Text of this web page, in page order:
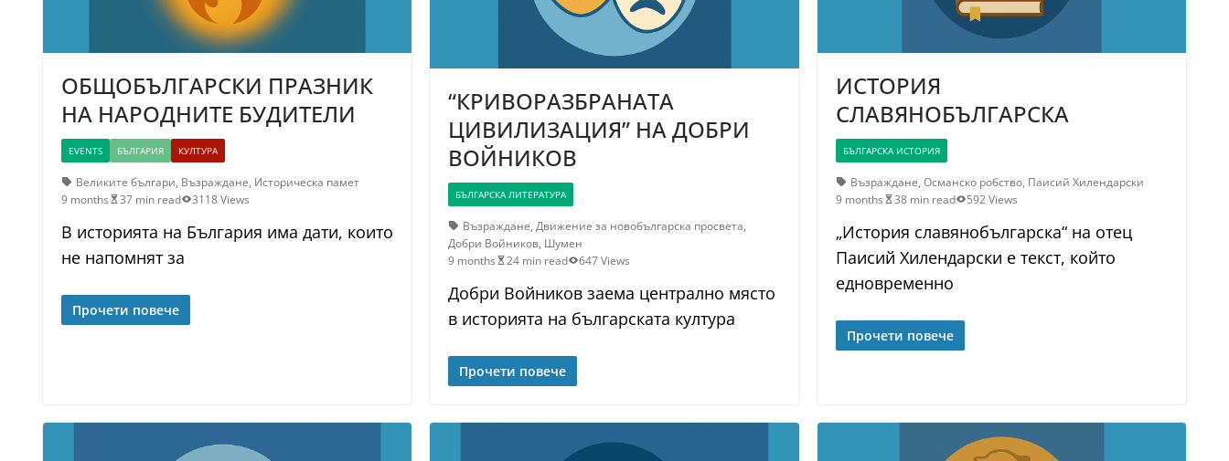
ОБЩОБЪЛГАРСКИ ПРАЗНИК
НА НАРОДНИТЕ БУДИТЕЛИ
EVENTS БЪЛГАРИЯ КУЛТУРА
Великите българи, Възраждане, Историческа памет
9 months
37 min read 3118 Views
В историята на България има дати, които
не напомнят за
Прочети повече
“КРИВОРАЗБРАНАТА
ЦИВИЛИЗАЦИЯ” НА ДОБРИ
ВОЙНИКОВ
БЪЛГАРСКА ЛИТЕРАТУРА
Възраждане,Движение за новобългарска просвета,
Добри Войников, Шумен
9 months
24 min read 647 Views
Добри Войников заема централно място
в историята на българската култура
Прочети повече
ИСТОРИЯ
СЛАВЯНОБЪЛГАРСКА
БЪЛГАРСКА ИСТОРИЯ
Възраждане, Османско робство, Паисий Хилендарски
9 months
38 min read 592 Views
„История славянобългарска“ на отец
Паисий Хилендарски е текст, който
едновременно
Прочети повече